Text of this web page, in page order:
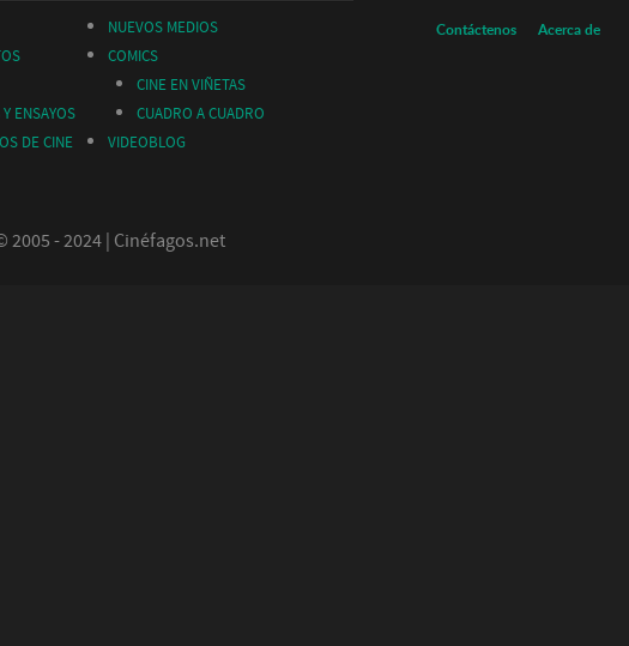
ENSAYOS
DE CINE
NUEVOS MEDIOS
COMICS
CINE EN VIÑETAS
CUADRO A CUADRO
VIDEOBLOG
Contáctenos Acerca de
2005 - 2024 | Cinéfagos.net